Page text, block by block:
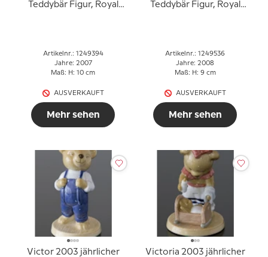
Teddybär Figur, Royal
Artikelnr.: 1249394
Jahre: 2007
Maß: H: 10 cm
AUSVERKAUFT
Mehr sehen
Teddybär Figur, Royal
Artikelnr.: 1249536
Jahre: 2008
Maß: H: 9 cm
AUSVERKAUFT
Mehr sehen
Victor 2003 jährlicher
Victoria 2003 jährlicher